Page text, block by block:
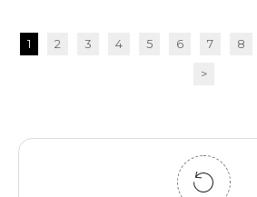
1 2 3 4 5 6 7 8
>